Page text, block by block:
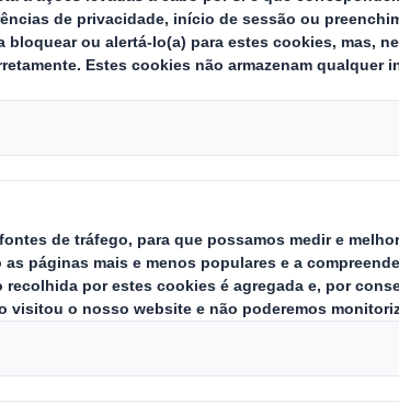
Fornecer aos
contacto com
prioridades, e a
dos clientes